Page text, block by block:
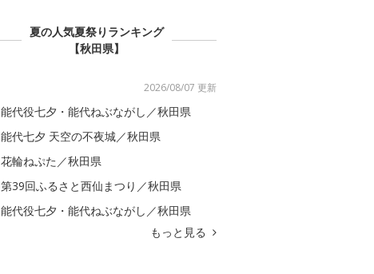
夏の人気夏祭りランキング
【秋田県】
2026/08/07 更新
能代役七夕・能代ねぶながし／秋田県
能代七夕 天空の不夜城／秋田県
花輪ねぷた／秋田県
第39回ふるさと西仙まつり／秋田県
能代役七夕・能代ねぶながし／秋田県
もっと見る